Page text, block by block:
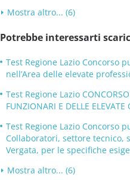
Mostra altro... (6)
Potrebbe interessarti
Test Regione Lazio
nell’Area delle elevate
Test Regione Lazio CONCORSO
FUNZIONARI E DELLE
Test Regione Lazio
Collaboratori, settore tecnico,
Vergata, per le specifiche
Mostra altro... (6)